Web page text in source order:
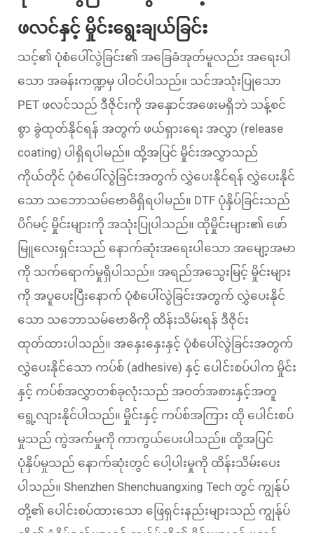
ဖလင်နှင့် မှိုင်းရွေးချယ်ခြင်း
သင့်၏ ပုံစံပေါ်လွဲခြင်း၏ အခြေခံအုတ်မူလည်း အရေးပါ
သော အခန်းကဏ္ဍမှ ပါဝင်ပါသည်။ သင်အသုံးပြုသော
PET ဖလင်သည် ဒီဇိုင်းကို အနှောင်အဖေးမရှိဘဲ သန့်စင်
စွာ ခွဲထုတ်နိုင်ရန် အတွက် ဖယ်ရှားရေး အလွှာ (release
coating) ပါရှိရပါမည်။ ထို့အပြင် မှိုင်းအလွှာသည်
ကိုယ်တိုင် ပုံစံပေါ်လွဲခြင်းအတွက် လွှဲပေးနိုင်ရန် လွှဲပေးနိုင်
သော သဘောသမ်ဗောဓိရှိရပါမည်။ DTF ပုံနှိပ်ခြင်းသည်
ပိဂ်မင့် မှိုင်းများကို အသုံးပြုပါသည်။ ထိုမှိုင်းများ၏ ဖော်
မြူလေးရှင်းသည် နောက်ဆုံးအရေးပါသော အမျော့အမာ
ကို သက်ရောက်မှုရှိပါသည်။ အရည်အသွေးမြင့် မှိုင်းများ
ကို အပူပေးပြီးနောက် ပုံစံပေါ်လွဲခြင်းအတွက် လွှဲပေးနိုင်
သော သဘောသမ်ဗောဓိကို ထိန်းသိမ်းရန် ဒီဇိုင်း
ထုတ်ထားပါသည်။ အနှေးနှေးနှင့် ပုံစံပေါ်လွဲခြင်းအတွက်
လွှဲပေးနိုင်သော ကပ်စ် (adhesive) နှင့် ပေါင်းစပ်ပါက မှိုင်း
နှင့် ကပ်စ်အလွှာတစ်ခုလုံးသည် အဝတ်အစားနှင့်အတူ
ရွေ့လျားနိုင်ပါသည်။ မှိုင်းနှင့် ကပ်စ်အကြား ထို ပေါင်းစပ်
မှုသည် ကွဲအက်မှုကို ကာကွယ်ပေးပါသည်။ ထို့အပြင်
ပုံနှိပ်မှုသည် နောက်ဆုံးတွင် ပေါ့ပါးမှုကို ထိန်းသိမ်းပေး
ပါသည်။ Shenzhen Shenchuangxing Tech တွင် ကျွန်ုပ်
တို့၏ ပေါင်းစပ်ထားသော ဖြေရှင်းနည်းများသည် ကျွန်ုပ်